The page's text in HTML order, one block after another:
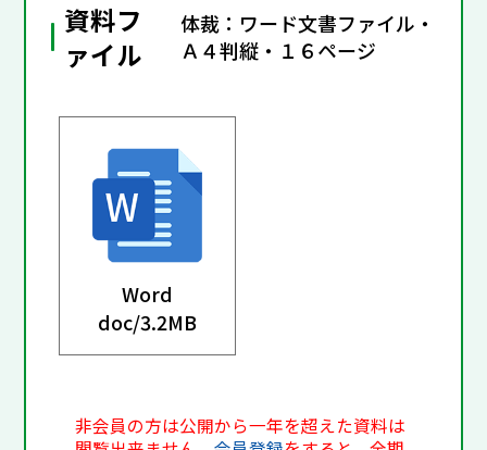
資料フ
ァイル
体裁：ワード文書ファイル・
Ａ４判縦・１６ページ
Word
doc/3.2MB
非会員の方は公開から一年を超えた資料は